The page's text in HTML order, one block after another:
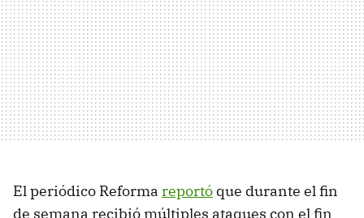
El periódico Reforma reportó que durante el fin
de semana recibió múltiples ataques con el fin